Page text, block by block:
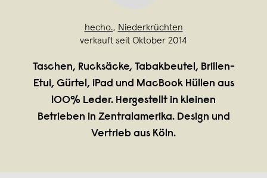
hecho., Niederkrüchten
verkauft seit Oktober 2014
Taschen, Rucksäcke, Tabakbeutel, Brillen-
Etui, Gürtel, iPad und MacBook Hüllen aus
100% Leder. Hergestellt in kleinen
Betrieben in Zentralamerika. Design und
Vertrieb aus Köln.